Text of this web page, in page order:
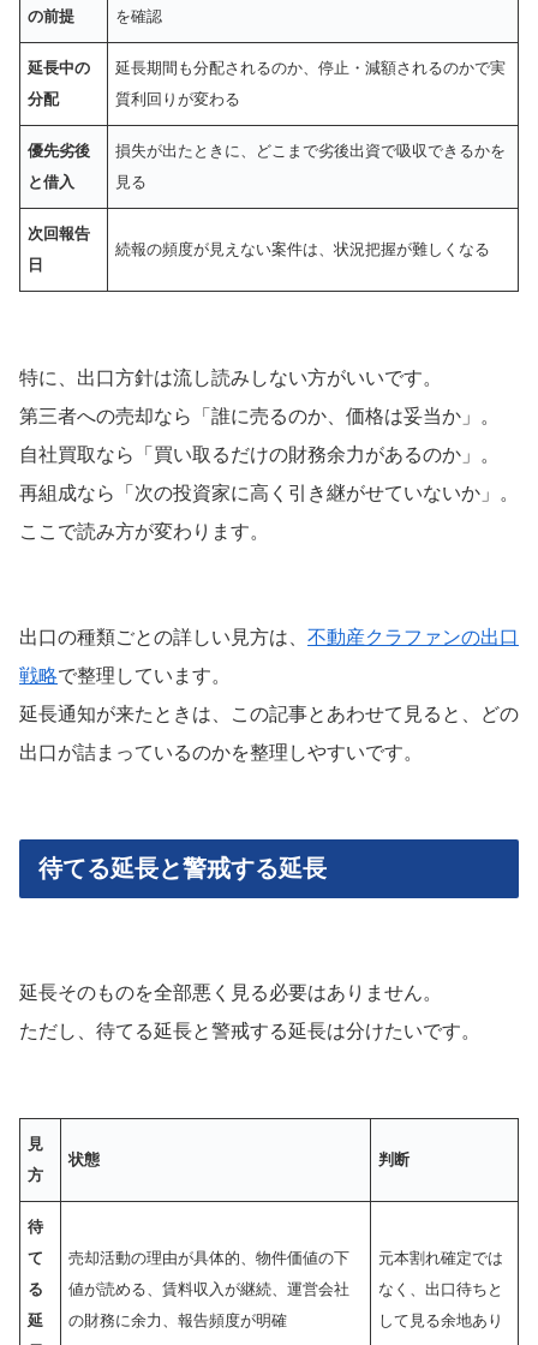
の前提
を確認
延長中の
分配
延長期間も分配されるのか、停止・減額されるのかで実
質利回りが変わる
優先劣後
と借入
損失が出たときに、どこまで劣後出資で吸収できるかを
見る
次回報告
日
続報の頻度が見えない案件は、状況把握が難しくなる
特に、出口方針は流し読みしない方がいいです。
第三者への売却なら「誰に売るのか、価格は妥当か」。
自社買取なら「買い取るだけの財務余力があるのか」。
再組成なら「次の投資家に高く引き継がせていないか」。
ここで読み方が変わります。
出口の種類ごとの詳しい見方は、 不動産クラファンの出口
戦略で整理しています。
延長通知が来たときは、この記事とあわせて見ると、どの
出口が詰まっているのかを整理しやすいです。
待てる延長と警戒する延長
延長そのものを全部悪く見る必要はありません。
ただし、待てる延長と警戒する延長は分けたいです。
見
方
状態 判断
待
て
る
延
売却活動の理由が具体的、物件価値の下
値が読める、賃料収入が継続、運営会社
の財務に余力、報告頻度が明確
元本割れ確定では
なく、出口待ちと
して見る余地あり